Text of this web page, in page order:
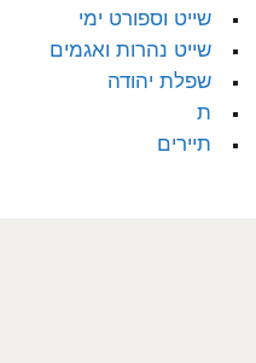
שייט וספורט ימי
שייט נהרות ואגמים
שפלת יהודה
ת
תיירים